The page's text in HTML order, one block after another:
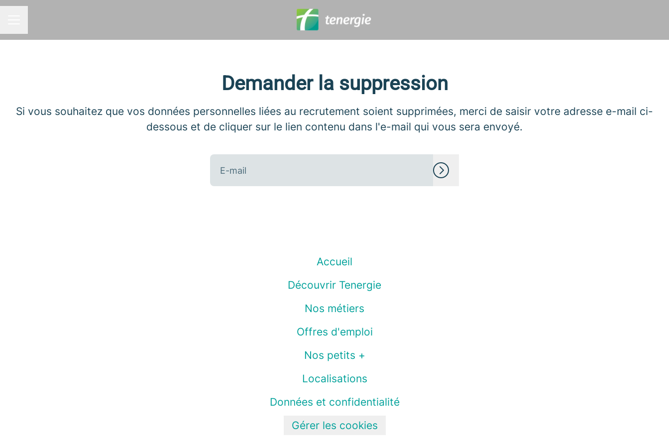
Demander la suppression
Si vous souhaitez que vos données personnelles liées au recrutement soient supprimées, merci de saisir votre adresse e-mail ci-
dessous et de cliquer sur le lien contenu dans l'e-mail qui vous sera envoyé.
Accueil
Découvrir Tenergie
Nos métiers
Offres d'emploi
Nos petits +
Localisations
Données et confidentialité
Gérer les cookies